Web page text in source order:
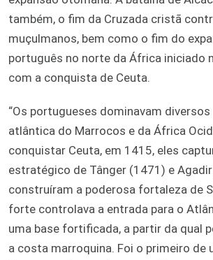
também, o fim da Cruzada cristã
muçulmanos, bem como o fim do
português no norte da África iniciado
com a conquista de Ceuta.
“Os portugueses dominavam
atlântica do Marrocos e da África
conquistar Ceuta, em 1415, eles
estratégico de Tânger (1471) e
construíram a poderosa fortaleza de
forte controlava a entrada para o
uma base fortificada, a partir da qual
a costa marroquina. Foi o primeiro de